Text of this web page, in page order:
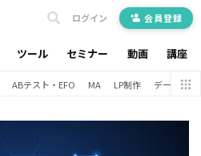
ツール セミナー 動画 講座
ログイン 会員登録
ABテスト・EFO MA LP制作 データ分析